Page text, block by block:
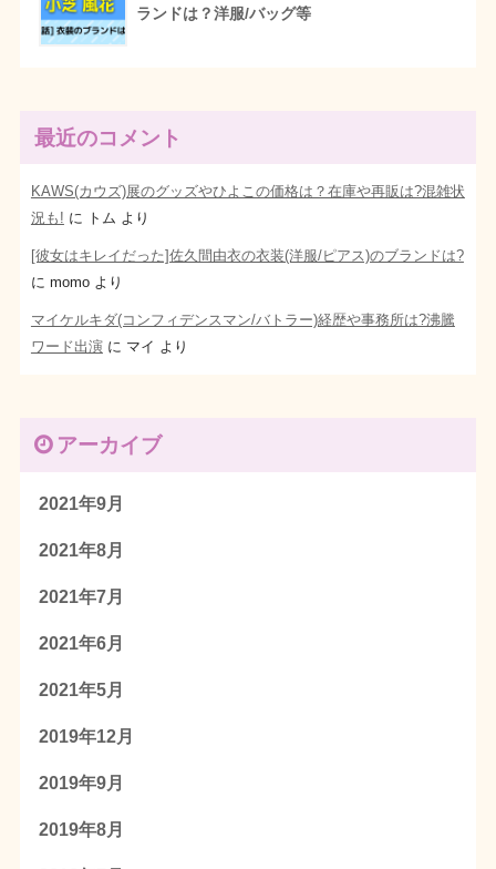
ランドは？洋服/バッグ等
最近のコメント
KAWS(カウズ)展のグッズやひよこの価格は？在庫や再販は?混雑状
況も! に トム より
[彼女はキレイだった]佐久間由衣の衣装(洋服/ピアス)のブランドは?
に momoより
マイケルキダ(コンフィデンスマン/バトラー)経歴や事務所は?沸騰
ワード出演に マイ より
アーカイブ
2021年9月
2021年8月
2021年7月
2021年6月
2021年5月
2019年12月
2019年9月
2019年8月